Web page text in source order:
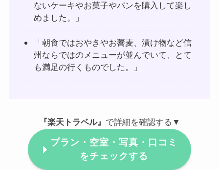
ないケーキやお菓子やパンを購入して楽し
めました。」
「朝食ではおやきやお蕎麦、漬け物など信
州ならではのメニューが並んでいて、とて
も満足の行くものでした。」
『楽天トラベル』 で詳細を確認する▼
プラン・空室・写真・口コミ
をチェックする